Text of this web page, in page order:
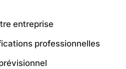
entreprise
professionnelles